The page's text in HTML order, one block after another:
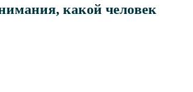
какой человек